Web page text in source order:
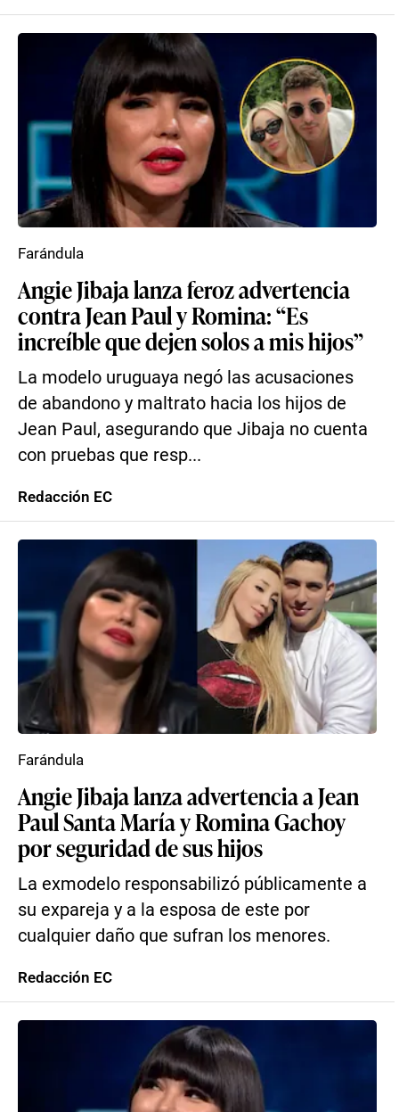
Angie Jibaja lanza feroz advertencia
contra Jean Paul y Romina: “Es
increíble que dejen solos a mis hijos”
La modelo uruguaya negó las acusaciones
de abandono y maltrato hacia los hijos de
Jean Paul, asegurando que Jibaja no cuenta
con pruebas que resp...
Farándula
Redacción EC
Angie Jibaja lanza advertencia a Jean
Paul Santa María y Romina Gachoy
por seguridad de sus hijos
La exmodelo responsabilizó públicamente a
su expareja y a la esposa de este por
cualquier daño que sufran los menores.
Farándula
Redacción EC